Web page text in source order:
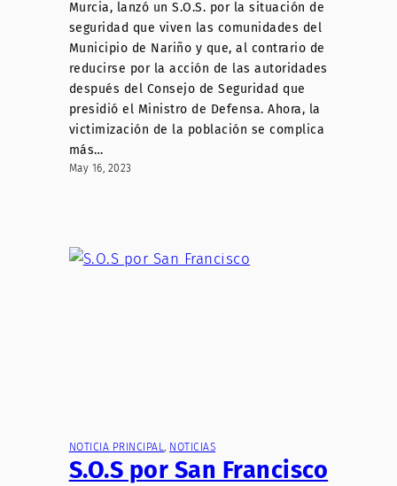
Murcia, lanzó un S.O.S. por la situación de
seguridad que viven las comunidades del
Municipio de Nariño y que, al contrario de
reducirse por la acción de las autoridades
después del Consejo de Seguridad que
presidió el Ministro de Defensa. Ahora, la
victimización de la población se complica
más…
May 16, 2023
NOTICIA PRINCIPAL, NOTICIAS
S.O.S por San Francisco